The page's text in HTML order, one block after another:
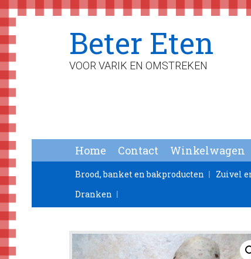
naar
de
hoofdnavigatie
naar
de
hoofd
inhoud
naar
de
voettekst
Beter Eten
VOOR VARIK EN OMSTREKEN
Home Contact Winkelwagen
Brood, banket en bakproducten Zuivel
Dranken